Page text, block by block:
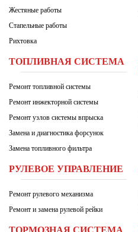
Жестяные работы
Стапельные работы
Рихтовка
ТОПЛИВНАЯ СИСТЕМА
Ремонт топливной системы
Ремонт инжекторной системы
Ремонт узлов системы впрыска
Замена и диагностика форсунок
Замена топливного фильтра
РУЛЕВОЕ УПРАВЛЕНИЕ
Ремонт рулевого механизма
Ремонт и замена рулевой рейки